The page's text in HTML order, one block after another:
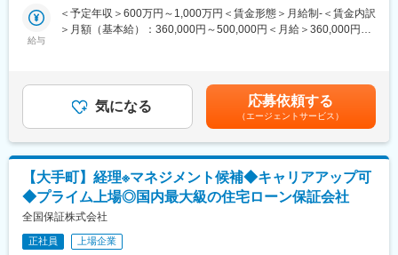
・収支や予算等社内報告資料作成
・外部格付機関との対応 など
■残業時間
10時間～30時間を予定しております。繁忙期は30時間程度になる
■中途入社社員が多数活躍：
当社の社員は8割以上が中途入社です。これまで中途入社社員を積
極的に受け入れてきました。多様な人材が活躍しており、中途入
社の方もすぐに馴染める環境です。お客様に寄り添い、高い専門
性を身に付けながら、成長したい方を歓迎します。
給与
＜予定年収＞600万円～1,000万円＜賃金形態＞月給制-＜賃金内訳
＞月額（基本給）：360,000円～500,000円＜月給＞360,000円～
考を通じて上下する可能性があります。月給(月額)は固定手当を含
めた表記です。
気になる 応募依頼する
（エージェントサービス）
【大手町】経理※マネジメント候補◆キャリアアップ可
◆プライム上場◎国内最大級の住宅ローン保証会社
全国保証株式会社
正社員 上場企業